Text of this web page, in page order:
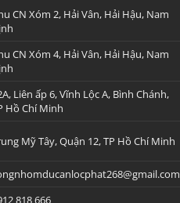
CN Xóm 2, Hải Vân, Hải Hậu, Nam
CN Xóm 4, Hải Vân, Hải Hậu, Nam
Liên ấp 6, Vĩnh Lộc A, Bình Chánh,
Hồ Chí Minh
Mỹ Tây, Quận 12, TP Hồ Chí Minh
818 666